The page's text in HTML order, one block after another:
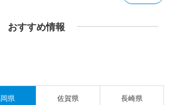
おすすめ情報
県 佐賀県 長崎県